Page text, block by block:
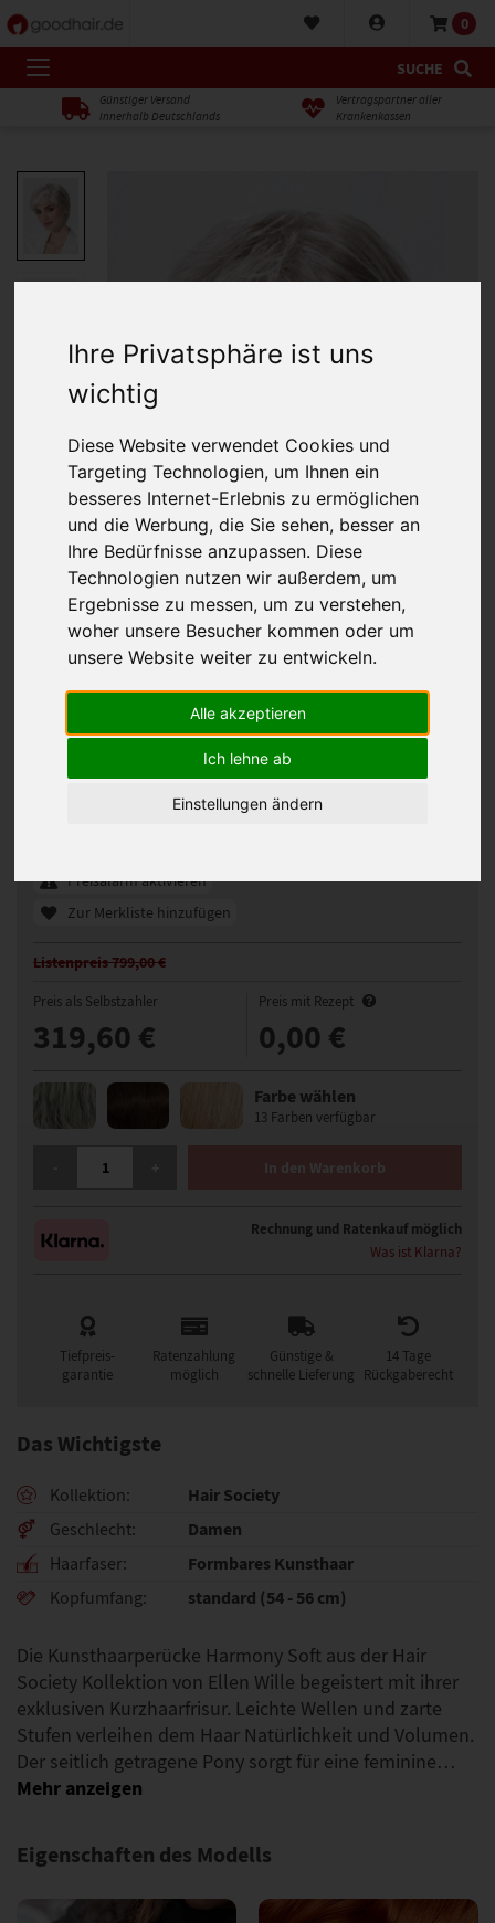
Ihre Privatsphäre ist uns
wichtig
Diese Website verwendet Cookies und
Targeting Technologien, um Ihnen ein
besseres Internet-Erlebnis zu ermöglichen
und die Werbung, die Sie sehen, besser an
Ihre Bedürfnisse anzupassen. Diese
Technologien nutzen wir außerdem, um
Ergebnisse zu messen, um zu verstehen,
woher unsere Besucher kommen oder um
unsere Website weiter zu entwickeln.
Alle akzeptieren
Ich lehne ab
Einstellungen ändern
0
SUCHE
Günstiger Versand
innerhalb Deutschlands
Vertragspartner aller
Krankenkassen
Ellen Wille Harmony Soft Perücke
snow mix
Preisalarm aktivieren
Zur Merkliste hinzufügen
Listenpreis 799,00 €
Preis als Selbstzahler
319,60 €
Preis mit Rezept
0,00 €
Farbe wählen
13 Farben verfügbar
In den Warenkorb
Rechnung und Ratenkauf möglich
Was ist Klarna?
Tiefpreis-
garantie
Ratenzahlung
möglich
Günstige &
schnelle Lieferung
14 Tage
Rückgaberecht
Das Wichtigste
Kollektion Hair Society
Geschlecht Damen
Haarfaser Formbares Kunsthaar
Kopfumfang standard (54 - 56 cm)
​Die Kunsthaarperücke Harmony Soft aus der Hair
Society Kollektion von Ellen Wille begeistert mit ihrer
exklusiven Kurzhaarfrisur. Leichte Wellen und zarte
Stufen verleihen dem Haar Natürlichkeit und Volumen.
Der seitlich getragene Pony sorgt für eine feminine…
Eigenschaften des Modells